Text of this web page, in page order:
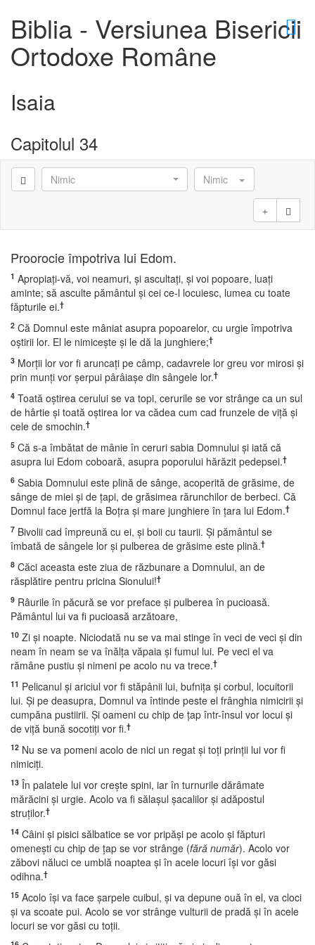
×
Biblia - Versiunea Bisericii
Ortodoxe Române
Isaia
Capitolul 34
Nimic Nimic
Proorocie împotriva lui Edom.
1 Apropiaţi-vă, voi neamuri, şi ascultaţi, şi voi popoare, luaţi
aminte; să asculte pământul şi cei ce-l locuiesc, lumea cu toate
făpturile ei.†
2 Că Domnul este mâniat asupra popoarelor, cu urgie împotriva
oştirii lor. El le nimiceşte şi le dă la junghiere;†
3 Morţii lor vor fi aruncaţi pe câmp, cadavrele lor greu vor mirosi şi
prin munţi vor şerpui pârâiaşe din sângele lor.†
4 Toată oştirea cerului se va topi, cerurile se vor strânge ca un sul
de hârtie şi toată oştirea lor va cădea cum cad frunzele de viţă şi
cele de smochin.†
5 Că s-a îmbătat de mânie în ceruri sabia Domnului şi iată că
asupra lui Edom coboară, asupra poporului hărăzit pedepsei.†
6 Sabia Domnului este plină de sânge, acoperită de grăsime, de
sânge de miei şi de ţapi, de grăsimea rărunchilor de berbeci. Că
Domnul face jertfă la Boţra şi mare junghiere în ţara lui Edom.†
7 Bivolii cad împreună cu ei, şi boii cu taurii. Şi pământul se
îmbată de sângele lor şi pulberea de grăsime este plină.†
8 Căci aceasta este ziua de răzbunare a Domnului, an de
răsplătire pentru pricina Sionului!†
9 Râurile în păcură se vor preface şi pulberea în pucioasă.
Pământul lui va fi pucioasă arzătoare,
10 Zi şi noapte. Niciodată nu se va mai stinge în veci de veci şi din
neam în neam se va înălţa văpaia şi fumul lui. Pe veci el va
rămâne pustiu şi nimeni pe acolo nu va trece.†
11 Pelicanul şi ariciul vor fi stăpânii lui, bufniţa şi corbul, locuitorii
lui. Şi pe deasupra, Domnul va întinde peste el frânghia nimicirii şi
cumpăna pustiirii. Şi oameni cu chip de ţap într-însul vor locui şi
de viţă bună socotiţi vor fi.†
12 Nu se va pomeni acolo de nici un regat şi toţi prinţii lui vor fi
nimiciţi.
13 În palatele lui vor creşte spini, iar în turnurile dărâmate
mărăcini şi urgie. Acolo va fi sălaşul şacalilor şi adăpostul
struţilor.†
14 Câini şi pisici sălbatice se vor pripăşi pe acolo şi făpturi
omeneşti cu chip de ţap se vor strânge (fără număr). Acolo vor
zăbovi năluci ce umblă noaptea şi în acele locuri îşi vor găsi
odihna.†
15 Acolo îşi va face şarpele cuibul, şi va depune ouă în el, va cloci
şi va scoate pui. Acolo se vor strânge vulturii de pradă şi în acele
locuri se vor găsi cu toţii.